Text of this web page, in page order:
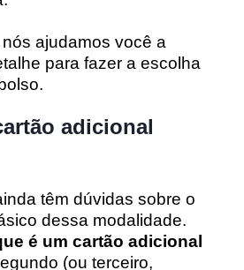
nós ajudamos você a
para fazer a escolha
adicional
têm dúvidas sobre o
dessa modalidade.
é um cartão adicional
(ou terceiro,